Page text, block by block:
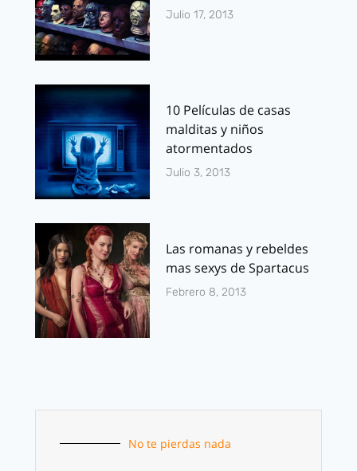
Julio 17, 2013
10 Películas de casas
malditas y niños
atormentados
Julio 3, 2013
Las romanas y rebeldes
mas sexys de Spartacus
Febrero 8, 2013
No te pierdas nada